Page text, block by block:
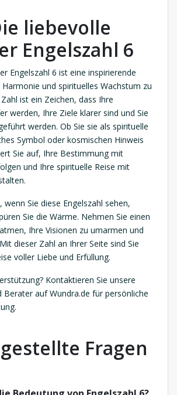
liebevolle
Engelszahl 6
Engelszahl 6 ist eine inspirierende
Harmonie und spirituelles Wachstum zu
ist ein Zeichen, dass Ihre
werden, Ihre Ziele klarer sind und Sie
werden. Ob Sie sie als spirituelle
Symbol oder kosmischen Hinweis
Sie auf, Ihre Bestimmung mit
und Ihre spirituelle Reise mit
wenn Sie diese Engelszahl sehen,
Sie die Wärme. Nehmen Sie einen
Ihre Visionen zu umarmen und
dieser Zahl an Ihrer Seite sind Sie
voller Liebe und Erfüllung.
Kontaktieren Sie unsere
Berater auf Wundra.de für persönliche
Fragen